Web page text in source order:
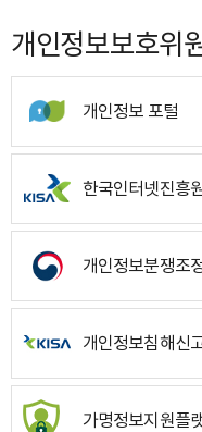
개인정보보호위
개인정보 포털
한국인터넷진흥
개인정보분쟁조
개인정보침해신
가명정보지원플